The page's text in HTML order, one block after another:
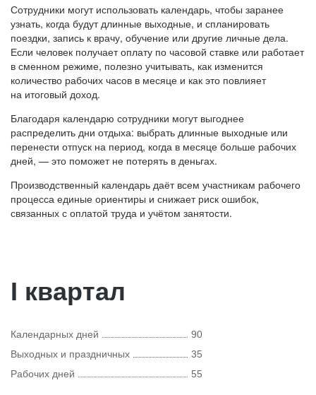
Сотрудники могут использовать календарь, чтобы заранее
узнать, когда будут длинные выходные, и спланировать
поездки, запись к врачу, обучение или другие личные дела.
Если человек получает оплату по часовой ставке или работает
в сменном режиме, полезно учитывать, как изменится
количество рабочих часов в месяце и как это повлияет
на итоговый доход.
Благодаря календарю сотрудники могут выгоднее
распределить дни отдыха: выбрать длинные выходные или
перенести отпуск на период, когда в месяце больше рабочих
дней, — это поможет не потерять в деньгах.
Производственный календарь даёт всем участникам рабочего
процесса единые ориентиры и снижает риск ошибок,
связанных с оплатой труда и учётом занятости.
I квартал
Календарных дней
90
Выходных и праздничных
35
Рабочих дней
55